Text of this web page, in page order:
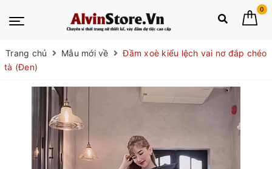
0
Trang chủ Mẫu mới về
Đầm xoè kiểu lệch vai nơ đắp chéo
tà (Đen)